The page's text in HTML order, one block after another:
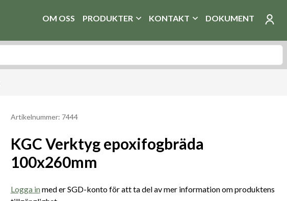
OM OSS PRODUKTER KONTAKT DOKUMENT
Artikelnummer: 7444
KGC Verktyg epoxifogbräda
100x260mm
Logga inmed er SGD-konto för att ta del av mer information om produktens